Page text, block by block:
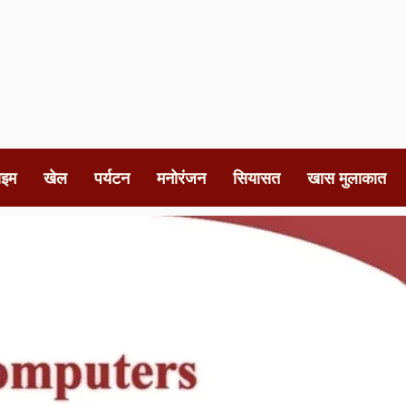
खेल पर्यटन मनोरंजन सियासत खास मुलाकात